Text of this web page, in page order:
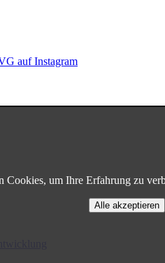
Cookies, um Ihre Erfahrung zu
Alle akzeptieren
auf Instagram